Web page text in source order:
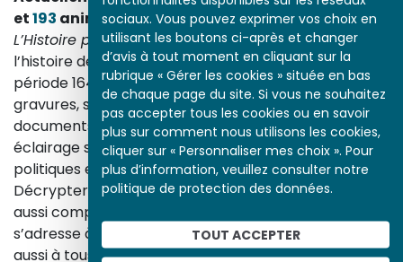
sociaux. Vous pouvez exprimer vos choix en
utilisant les boutons ci-après et changer
d’avis à tout moment en cliquant sur la
rubrique « Gérer les cookies » située en bas
de chaque page du site. Si vous ne souhaitez
pas accepter tous les cookies ou en savoir
plus sur comment nous utilisons les cookies,
cliquer sur « Personnaliser mes choix ». Pour
plus d’information, veuillez consulter notre
politique de protection des données.
TOUT ACCEPTER
et193 animations.
L’Histoire par l’imageexplore les événements de
l’histoire de France et les évolutions majeures de la
période 1643-1945. À travers des peintures, dessins,
gravures, sculptures, photographies, affiches,
documents d’archives, nos études proposent un
éclairage sur les réalités sociales, économiques,
politiques et culturelles d’une époque.
Décrypter les images et les événements d’hier, c’est
aussi comprendre ceux d’aujourd’hui. Un site qui
s’adresse à tous, famille, enseignants, élèves… mais
aussi à tous les curieux, amateurs d’art et d’histoire.